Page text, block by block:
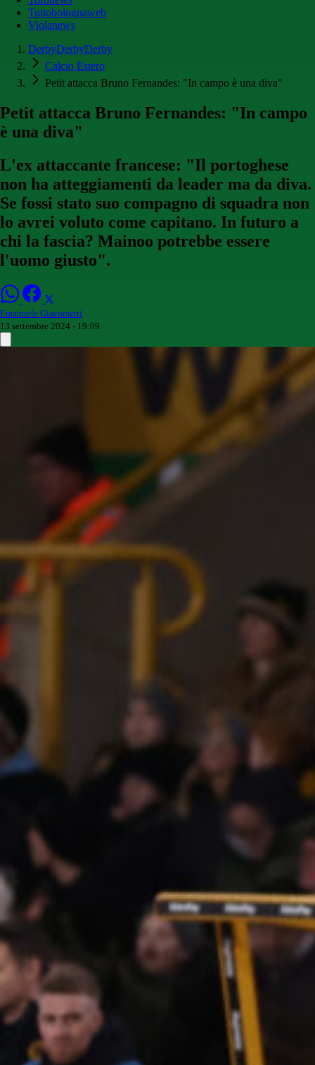
Tuttobolognaweb
Violanews
DerbyDerbyDerby
Calcio Estero
Petit attacca Bruno Fernandes: "In campo è una diva"
Petit attacca Bruno Fernandes: "In campo
è una diva"
L'ex attaccante francese: "Il portoghese
non ha atteggiamenti da leader ma da diva.
Se fossi stato suo compagno di squadra non
lo avrei voluto come capitano. In futuro a
chi la fascia? Mainoo potrebbe essere
l'uomo giusto".
Emanuele Giacometti
13 settembre 2024 - 19:09